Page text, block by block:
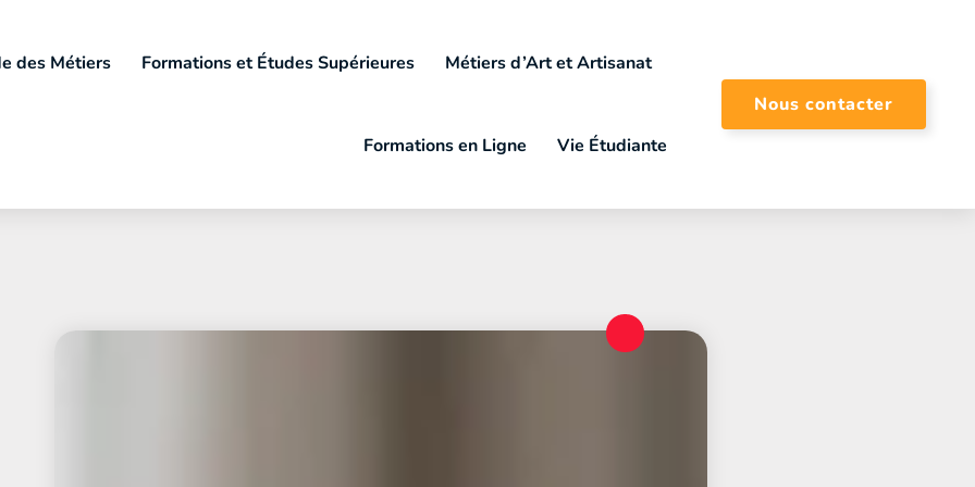
des Métiers Formations et Études Supérieures Métiers d’Art et Artisanat
Formations en Ligne Vie Étudiante
Nous contacter